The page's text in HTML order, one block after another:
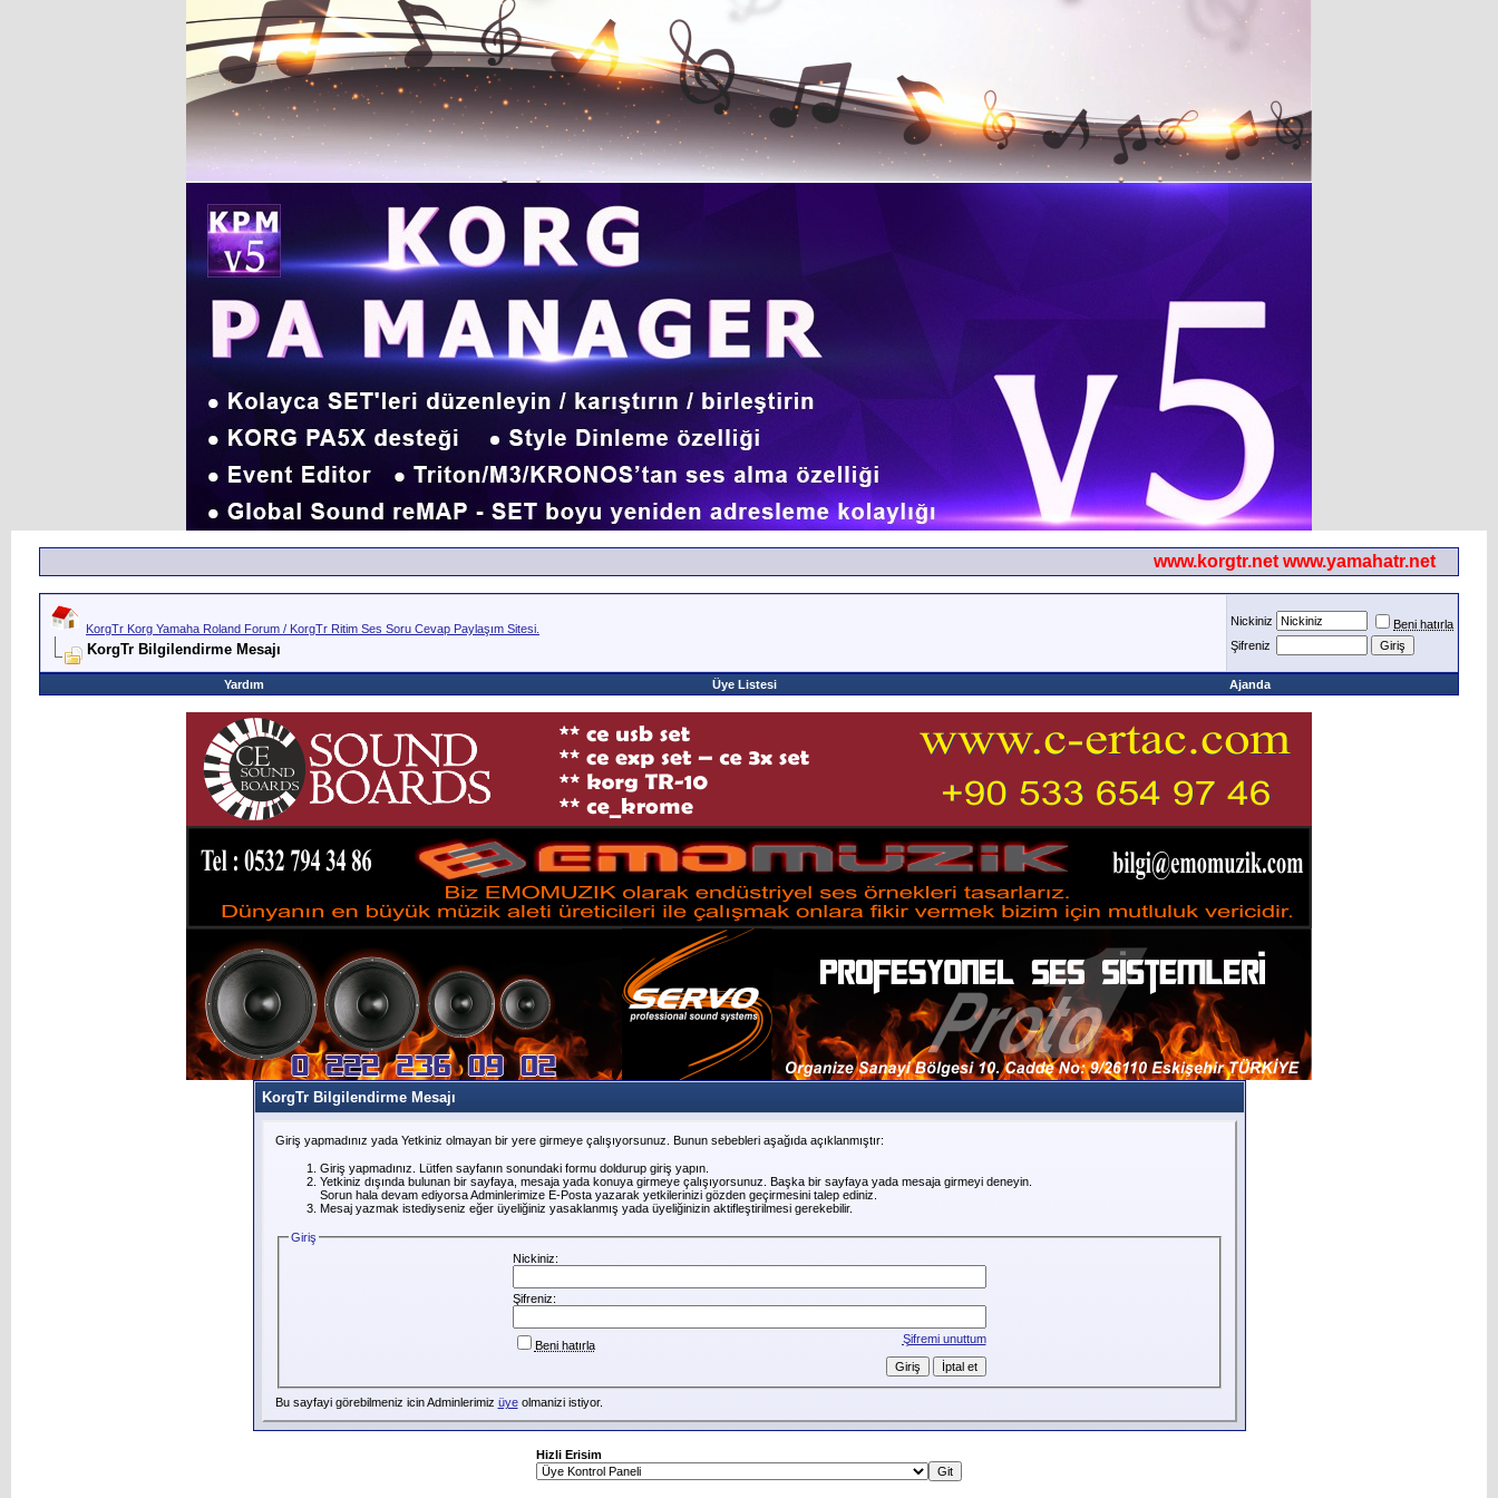
www.korgtr.net www.yamahatr.net
KorgTr Korg Yamaha Roland Forum / KorgTr Ritim Ses Soru Cevap Paylaşım Sitesi.
KorgTr Bilgilendirme Mesajı
Nickiniz
Beni hatırla
Şifreniz
Yardım Üye Listesi Ajanda
KorgTr Bilgilendirme Mesajı
Giriş yapmadınız yada Yetkiniz olmayan bir yere girmeye çalışıyorsunuz. Bunun sebebleri aşağıda açıklanmıştır:
Giriş yapmadınız. Lütfen sayfanın sonundaki formu doldurup giriş yapın.
Yetkiniz dışında bulunan bir sayfaya, mesaja yada konuya girmeye çalışıyorsunuz. Başka bir sayfaya yada mesaja girmeyi deneyin.
Sorun hala devam ediyorsa Adminlerimize E-Posta yazarak yetkilerinizi gözden geçirmesini talep ediniz.
Mesaj yazmak istediyseniz eğer üyeliğiniz yasaklanmış yada üyeliğinizin aktifleştirilmesi gerekebilir.
Giriş
Nickiniz:
Şifreniz:
Şifremi unuttum
Beni hatırla
Bu sayfayi görebilmeniz icin Adminlerimiz üyeolmanizi istiyor.
Hizli Erisim